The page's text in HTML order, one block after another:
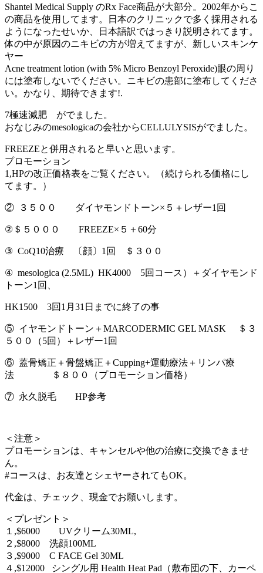
Shantel Medical Supply のRx Face商品が大部分。2002年からこ
の商品を使用してます。日本のクリニックで多く採用される
ようになったせいか、日本語訳ではっきり説明されてます。
体の中が原因のニキビの方が増えてますが、新しいスキンケ
ヤー
Acne treatment lotion (with 5% Micro Benzoyl Peroxide)眼の周り
には塗布しないでください。ニキビの患部に塗布してくださ
い。かなり、期待できます!.
7極速減肥 がでました。
おなじみのmesologicaの会社からCELLULYSISがでました。
FREEZEと併用されると早いと思います。
プロモーション
1,HPの改正価格表をご覧ください。（続けられる価格にし
てます。）
② ３５００ ダイヤモンドトーン×５＋レザー1回
②＄５０００ FREEZE×５＋60分
③ CoQ10治療 〔顔〕1回 ＄３００
④ mesologica (2.5ML) HK4000 5回コース）＋ダイヤモンド
トーン1回、
HK1500 3回1月31日までに終了の事
⑤ イヤモンドトーン＋MARCODERMIC GEL MASK ＄３
５００（5回）＋レザー1回
⑥ 蓋骨矯正＋骨盤矯正＋Cupping+運動療法＋リンパ療
法 ＄８００（プロモーション価格）
⑦ 永久脱毛 HP参考
＜注意＞
プロモーションは、キャンセルや他の治療に交換できませ
ん。
#コースは、お友達とシェヤーされてもOK。
代金は、チェック、現金でお願いします。
＜プレゼント＞
１,$6000 UVクリーム30ML,
２,$8000 洗顔100ML
３,$9000 C FACE Gel 30ML
４,$12000 シングル用 Health Heat Pad（敷布団の下、カーペ